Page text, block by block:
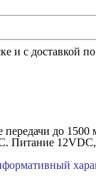
и с доставкой
до
Питание